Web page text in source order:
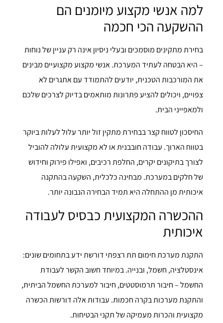
למה אנשי מקצוע מיומנים הם
ההשקעה הכי חכמה
בחירת מתקינים מוסמכים ובעלי ניסיון אינה רק עניין של נוחות
– היא הבטחה לעתיד המערכת. אנשי מקצוע מקצועיים מבינים
את המורכבות הטכנית, יודעים להתמודד עם אתגרים לא
צפויים, ויכולים להציע פתרונות מותאמים בדיוק לצרכים שלכם
ולמאפייני הבית.
החיסכון לטווח קצר בבחירת מתקין זול יותר עלול לעלות ביוקר
בטווח הארוך. עבודה חובבנית או לא מקצועית עלולה להוביל
לצורך בתיקונים יקרים, החלפת רכיבים, ואפילו פירוק וחידוש
של חלקים במערכת. מבחינה כלכלית, השקעה בהתקנה
איכותית מן ההתחלה היא תמיד הבחירה הנבונה יותר.
ההכשרה המקצועית כבסיס לעבודה
איכותית
התקנת מערכת חימום תת רצפתי דורשת ידע בתחומים שונים:
אינסטלציה, חשמל, ובנייה. במיוחד חשוב הקשר לעבודת
החשמל – חיבור תרמוסטטים, חיבור למערכת החשמל הביתית,
והתקנת מערכות בקרה חכמות. עבודות אלה דורשות הכשרה
מקצועית והכרות מעמיקה של תקני הבטיחות.